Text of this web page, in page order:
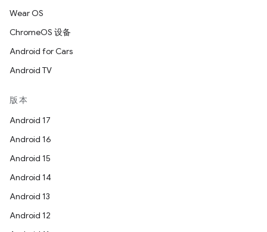
Wear OS
ChromeOS 设备
Android for Cars
Android TV
版本
Android 17
Android 16
Android 15
Android 14
Android 13
Android 12